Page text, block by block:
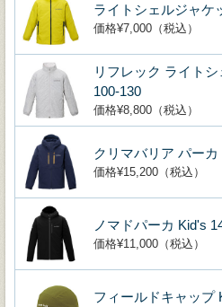
ライトシェルジャケ
価格¥7,000（税込）
リフレック ライト
100-130
価格¥8,800（税込）
クリマバリア パーカ
価格¥15,200（税込）
ノマドパーカ Kid's
価格¥11,000（税込）
フィールドキャップ